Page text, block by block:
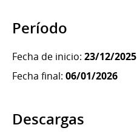
Período
Fecha de inicio: 23/12/2025
Fecha final: 06/01/2026
Descargas